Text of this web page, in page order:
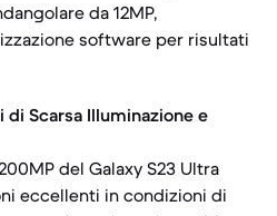
da 12MP,
software per risultati
Scarsa Illuminazione e
del Galaxy S23 Ultra
eccellenti in condizioni di